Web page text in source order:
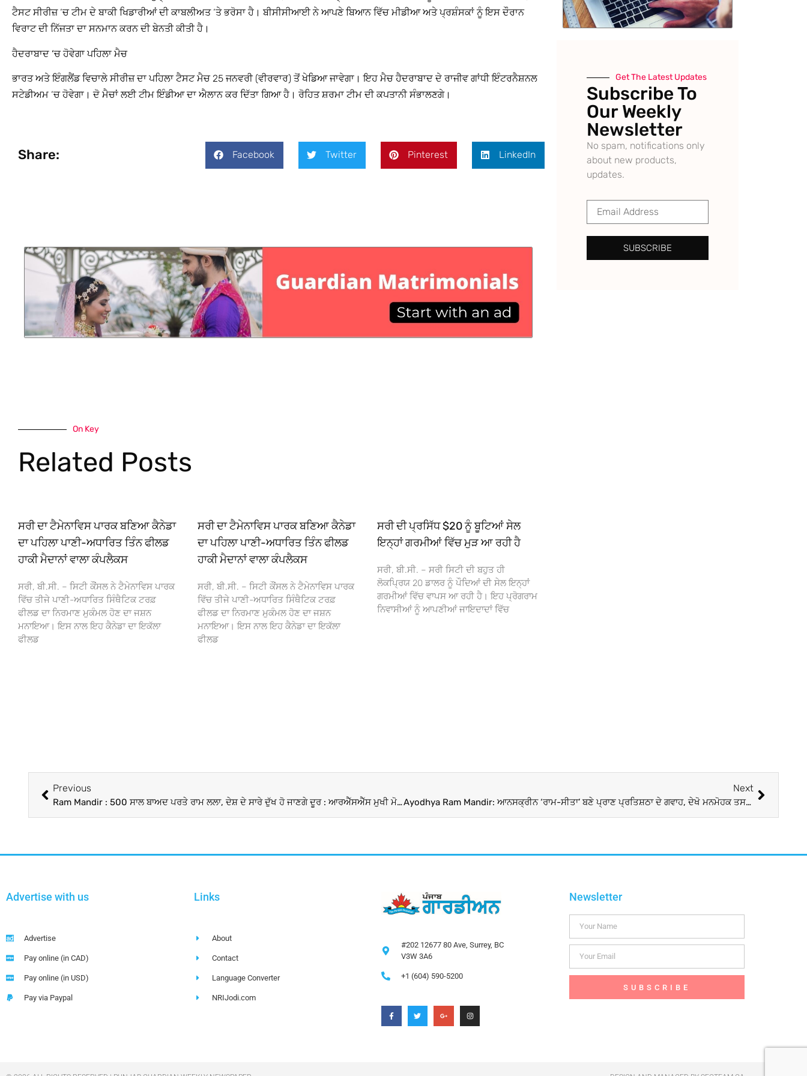
ਟੈਸਟ ਸੀਰੀਜ਼ ‘ਚ ਟੀਮ ਦੇ ਬਾਕੀ ਖਿਡਾਰੀਆਂ ਦੀ ਕਾਬਲੀਅਤ ‘ਤੇ ਭਰੋਸਾ ਹੈ। ਬੀਸੀਸੀਆਈ ਨੇ ਆਪਣੇ ਬਿਆਨ ਵਿੱਚ ਮੀਡੀਆ ਅਤੇ ਪ੍ਰਸ਼ੰਸਕਾਂ ਨੂੰ ਇਸ ਦੌਰਾਨ
ਵਿਰਾਟ ਦੀ ਨਿੱਜਤਾ ਦਾ ਸਨਮਾਨ ਕਰਨ ਦੀ ਬੇਨਤੀ ਕੀਤੀ ਹੈ।
ਹੈਦਰਾਬਾਦ ‘ਚ ਹੋਵੇਗਾ ਪਹਿਲਾ ਮੈਚ
ਭਾਰਤ ਅਤੇ ਇੰਗਲੈਂਡ ਵਿਚਾਲੇ ਸੀਰੀਜ਼ ਦਾ ਪਹਿਲਾ ਟੈਸਟ ਮੈਚ 25 ਜਨਵਰੀ (ਵੀਰਵਾਰ) ਤੋਂ ਖੇਡਿਆ ਜਾਵੇਗਾ। ਇਹ ਮੈਚ ਹੈਦਰਾਬਾਦ ਦੇ ਰਾਜੀਵ ਗਾਂਧੀ ਇੰਟਰਨੈਸ਼ਨਲ
ਸਟੇਡੀਅਮ ‘ਚ ਹੋਵੇਗਾ। ਦੋ ਮੈਚਾਂ ਲਈ ਟੀਮ ਇੰਡੀਆ ਦਾ ਐਲਾਨ ਕਰ ਦਿੱਤਾ ਗਿਆ ਹੈ। ਰੋਹਿਤ ਸ਼ਰਮਾ ਟੀਮ ਦੀ ਕਪਤਾਨੀ ਸੰਭਾਲਣਗੇ।
Share: Facebook Twitter Pinterest LinkedIn
On Key
Related Posts
ਸਰੀ ਦਾ ਟੈਮੇਨਾਵਿਸ ਪਾਰਕ ਬਣਿਆ ਕੈਨੇਡਾ
ਦਾ ਪਹਿਲਾ ਪਾਣੀ-ਅਧਾਰਿਤ ਤਿੰਨ ਫੀਲਡ
ਹਾਕੀ ਮੈਦਾਨਾਂ ਵਾਲਾ ਕੰਪਲੈਕਸ
ਸਰੀ, ਬੀ.ਸੀ. – ਸਿਟੀ ਕੌਂਸਲ ਨੇ ਟੈਮੇਨਾਵਿਸ ਪਾਰਕ
ਵਿੱਚ ਤੀਜੇ ਪਾਣੀ-ਅਧਾਰਿਤ ਸਿੰਥੈਟਿਕ ਟਰਫ਼
ਫੀਲਡ ਦਾ ਨਿਰਮਾਣ ਮੁਕੰਮਲ ਹੋਣ ਦਾ ਜਸ਼ਨ
ਮਨਾਇਆ। ਇਸ ਨਾਲ ਇਹ ਕੈਨੇਡਾ ਦਾ ਇਕੱਲਾ
ਫੀਲਡ
ਸਰੀ ਦਾ ਟੈਮੇਨਾਵਿਸ ਪਾਰਕ ਬਣਿਆ ਕੈਨੇਡਾ
ਦਾ ਪਹਿਲਾ ਪਾਣੀ-ਅਧਾਰਿਤ ਤਿੰਨ ਫੀਲਡ
ਹਾਕੀ ਮੈਦਾਨਾਂ ਵਾਲਾ ਕੰਪਲੈਕਸ
ਸਰੀ, ਬੀ.ਸੀ. – ਸਿਟੀ ਕੌਂਸਲ ਨੇ ਟੈਮੇਨਾਵਿਸ ਪਾਰਕ
ਵਿੱਚ ਤੀਜੇ ਪਾਣੀ-ਅਧਾਰਿਤ ਸਿੰਥੈਟਿਕ ਟਰਫ਼
ਫੀਲਡ ਦਾ ਨਿਰਮਾਣ ਮੁਕੰਮਲ ਹੋਣ ਦਾ ਜਸ਼ਨ
ਮਨਾਇਆ। ਇਸ ਨਾਲ ਇਹ ਕੈਨੇਡਾ ਦਾ ਇਕੱਲਾ
ਫੀਲਡ
ਸਰੀ ਦੀ ਪ੍ਰਸਿੱਧ $20 ਨੂੰ ਬੂਟਿਆਂ ਸੇਲ
ਇਨ੍ਹਾਂ ਗਰਮੀਆਂ ਵਿੱਚ ਮੁੜ ਆ ਰਹੀ ਹੈ
ਸਰੀ, ਬੀ.ਸੀ. – ਸਰੀ ਸਿਟੀ ਦੀ ਬਹੁਤ ਹੀ
ਲੋਕਪ੍ਰਿਯ 20 ਡਾਲਰ ਨੂੰ ਪੌਦਿਆਂ ਦੀ ਸੇਲ ਇਨ੍ਹਾਂ
ਗਰਮੀਆਂ ਵਿੱਚ ਵਾਪਸ ਆ ਰਹੀ ਹੈ। ਇਹ ਪ੍ਰੋਗਰਾਮ
ਨਿਵਾਸੀਆਂ ਨੂੰ ਆਪਣੀਆਂ ਜਾਇਦਾਦਾਂ ਵਿੱਚ
Get The Latest Updates
Subscribe To
Our Weekly
Newsletter
No spam, notifications only
about new products,
updates.
SUBSCRIBE
Previous
Ram Mandir : 500 ਸਾਲ ਬਾਅਦ ਪਰਤੇ ਰਾਮ ਲਲਾ, ਦੇਸ਼ ਦੇ ਸਾਰੇ ਦੁੱਖ ਹੋ ਜਾਣਗੇ ਦੂਰ : ਆਰਐੱਸਐੱਸ ਮੁਖੀ ਮੋਹਨ ਭਾਗਵਤ
Next
Ayodhya Ram Mandir: ਆਨਸਕ੍ਰੀਨ ‘ਰਾਮ-ਸੀਤਾ’ ਬਣੇ ਪ੍ਰਾਣ ਪ੍ਰਤਿਸ਼ਠਾ ਦੇ ਗਵਾਹ, ਦੇਖੋ ਮਨਮੋਹਕ ਤਸਵੀਰਾਂ
Advertise with us
Advertise
Pay online (in CAD)
Pay online (in USD)
Pay via Paypal
Links
About
Contact
Language Converter
NRIJodi.com
#202 12677 80 Ave, Surrey, BC
V3W 3A6
+1 (604) 590-5200
Newsletter
SUBSCRIBE